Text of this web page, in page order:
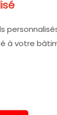
à votre